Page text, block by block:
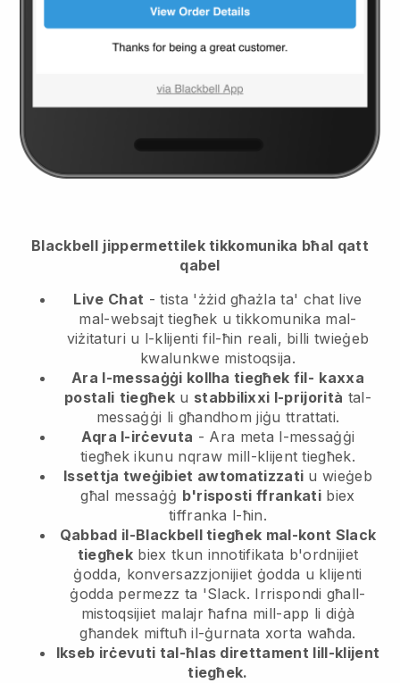
Blackbell jippermettilek tikkomunika bħal qatt
qabel
Live Chat - tista 'żżid għażla ta' chat live
mal-websajt tiegħek u tikkomunika mal-
viżitaturi u l-klijenti fil-ħin reali, billi twieġeb
kwalunkwe mistoqsija.
Ara l-messaġġi kollha tiegħek fil- kaxxa
postali tiegħeku stabbilixxi l-prijorità tal-
messaġġi li għandhom jiġu ttrattati.
Aqra l-irċevuta - Ara meta l-messaġġi
tiegħek ikunu nqraw mill-klijent tiegħek.
Issettja tweġibiet awtomatizzati u wieġeb
għal messaġġ b'risposti ffrankatibiex
tiffranka l-ħin.
Qabbad il-Blackbell tiegħek mal-kont Slack
tiegħek biex tkun innotifikata b'ordnijiet
ġodda, konversazzjonijiet ġodda u klijenti
ġodda permezz ta 'Slack. Irrispondi għall-
mistoqsijiet malajr ħafna mill-app li diġà
għandek miftuħ il-ġurnata xorta waħda.
Ikseb irċevuti tal-ħlas direttament lill-klijent
tiegħek.